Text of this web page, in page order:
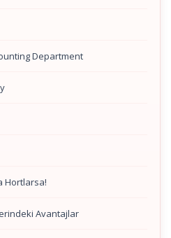
Department
Hortlarsa!
Avantajlar